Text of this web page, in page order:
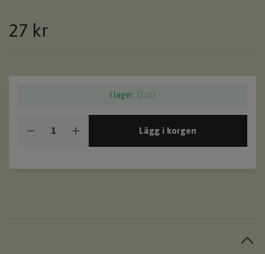
27 kr
I lager (3 st)
Lägg i korgen